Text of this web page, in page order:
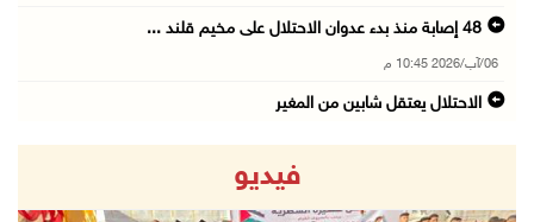
48 إصابة منذ بدء عدوان الاحتلال على مخيم قلند ...
06/آب/2026 10:45 م
الاحتلال يعتقل شابين من المغير
وزير الداخلية يبحث مع مكافحة المخدرات الدولي ...
06/آب/2026 10:01 م
فيديو